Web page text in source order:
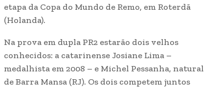
etapa da Copa do Mundo de Remo, em Roterdã
(Holanda).
Na prova em dupla PR2 estarão dois velhos
conhecidos: a catarinense Josiane Lima –
medalhista em 2008 – e Michel Pessanha, natural
de Barra Mansa (RJ). Os dois competem juntos